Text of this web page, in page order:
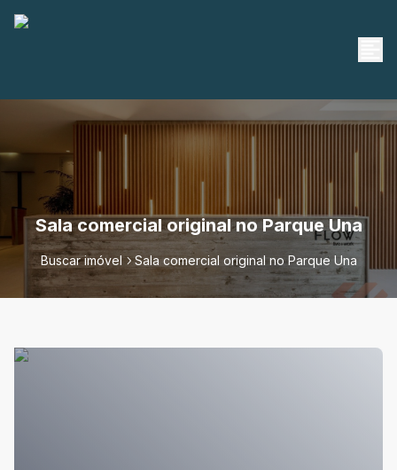
Sala comercial original no Parque Una
Buscar imóvel Sala comercial original no Parque Una